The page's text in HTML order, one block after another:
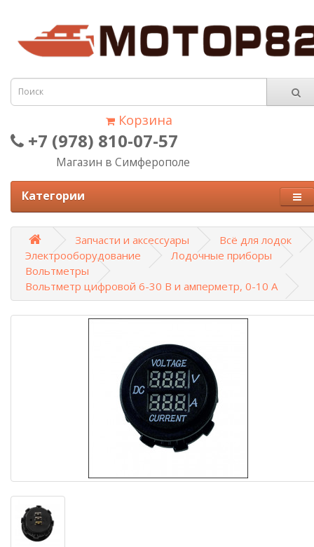
Корзина
+7 (978) 810-07-57
Магазин в Симферополе
Категории
Запчасти и аксессуары
Всё для лодок
Электрооборудование
Лодочные приборы
Вольтметры
Вольтметр цифровой 6-30 В и амперметр, 0-10 А